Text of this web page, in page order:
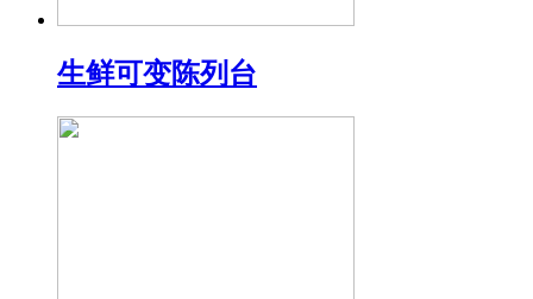
生鲜可变陈列台